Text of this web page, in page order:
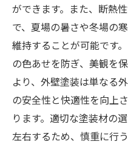
ができます。また、断熱
で、夏場の暑さや冬場の
維持することが可能です
の色あせを防ぎ、美観を
より、外壁塗装は単なる
の安全性と快適性を向上
ります。適切な塗装材の
左右するため、慎重に行